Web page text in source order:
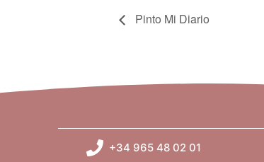
Pinto Mi Diario
+34 965 48 02 01